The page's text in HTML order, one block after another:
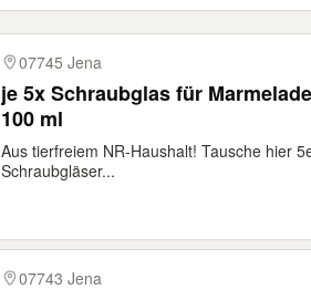
07745 Jena
je 5x Schraubglas für
100 ml
Aus tierfreiem NR-Haushalt! Tausche hier
Schraubgläser...
07743 Jena